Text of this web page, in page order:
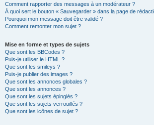
Comment rapporter des messages à un modérateur ?
À quoi sert le bouton « Sauvegarder » dans la page de
Pourquoi mon message doit être validé ?
Comment remonter mon sujet ?
Mise en forme et types de sujets
Que sont les BBCodes ?
Puis-je utiliser le HTML ?
Que sont les smileys ?
Puis-je publier des images ?
Que sont les annonces globales ?
Que sont les annonces ?
Que sont les sujets épinglés ?
Que sont les sujets verrouillés ?
Que sont les icônes de sujet ?